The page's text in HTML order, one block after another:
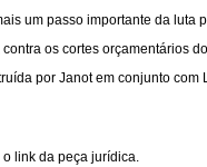
um passo importante da luta
os cortes orçamentários
por Janot em conjunto
link da peça jurídica.